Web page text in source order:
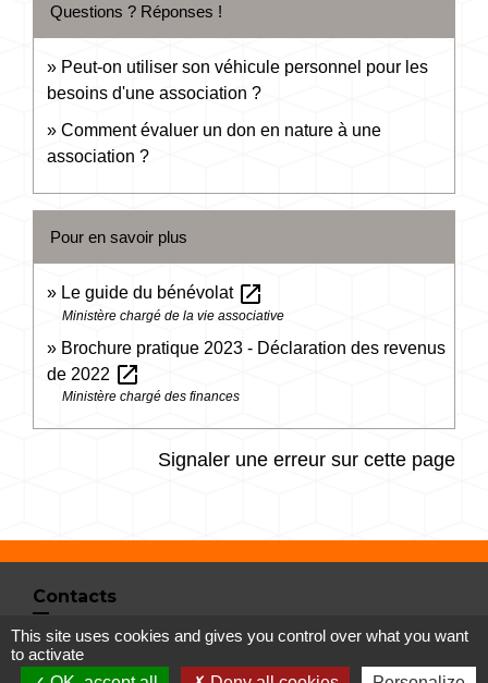
Questions ? Réponses !
Peut-on utiliser son véhicule personnel pour les
besoins d'une association ?
Comment évaluer un don en nature à une
association ?
Pour en savoir plus
Le guide du bénévolat open_in_new
Ministère chargé de la vie associative
Brochure pratique 2023 - Déclaration des revenus
de 2022 open_in_new
Ministère chargé des finances
Signaler une erreur sur cette page
Contacts
Commune de Vertrieu
1 place de la Mairie
This site uses cookies and gives you control over what you want
to activate